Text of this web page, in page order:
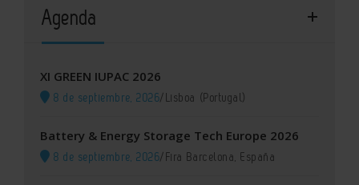
Agenda
XI GREEN IUPAC 2026
8 de septiembre, 2026/Lisboa (Portugal)
Battery & Energy Storage Tech Europe 2026
8 de septiembre, 2026/Fira Barcelona, España